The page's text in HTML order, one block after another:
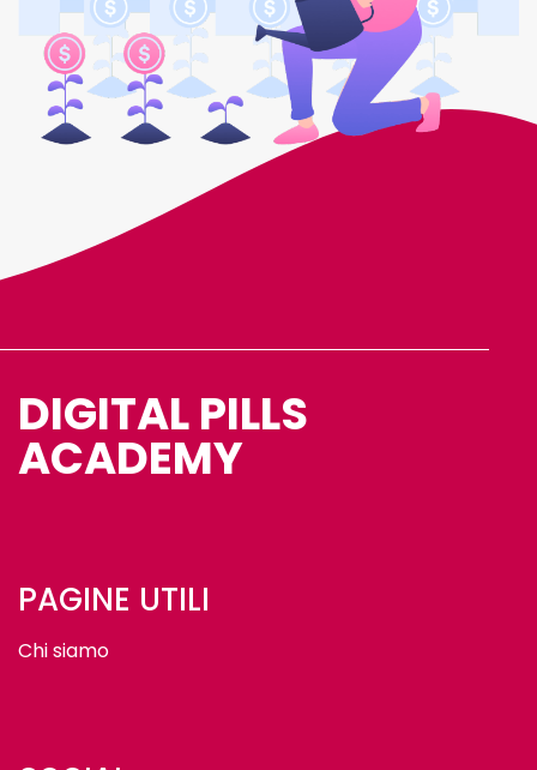
DIGITAL PILLS
ACADEMY
PAGINE UTILI
Chi siamo